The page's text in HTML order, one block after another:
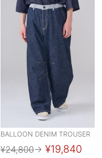
BALLOON DENIM TROUSER
¥24,800→ ¥19,840